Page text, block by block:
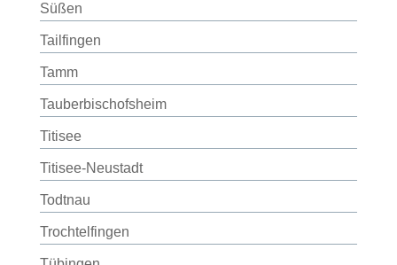
Süßen
Tailfingen
Tamm
Tauberbischofsheim
Titisee
Titisee-Neustadt
Todtnau
Trochtelfingen